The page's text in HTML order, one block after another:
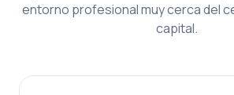
entorno profesional muy cerca del
capital.